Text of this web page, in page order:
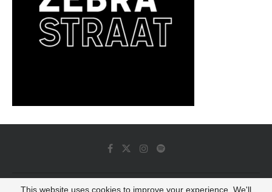
This website uses cookies to improve your experience. We'll